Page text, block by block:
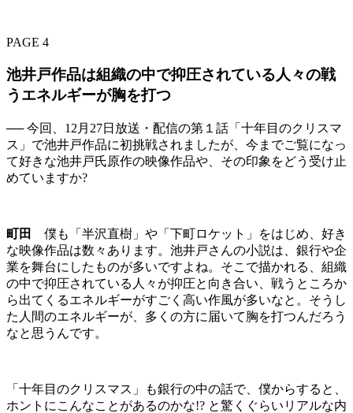
PAGE 4
池井戸作品は組織の中で抑圧されている人々の戦
うエネルギーが胸を打つ
── 今回、12月27日放送・配信の第１話「十年目のクリスマ
ス」で池井戸作品に初挑戦されましたが、今までご覧になっ
て好きな池井戸氏原作の映像作品や、その印象をどう受け止
めていますか?
町田
僕も「半沢直樹」や「下町ロケット」をはじめ、好き
な映像作品は数々あります。池井戸さんの小説は、銀行や企
業を舞台にしたものが多いですよね。そこで描かれる、組織
の中で抑圧されている人々が抑圧と向き合い、戦うところか
ら出てくるエネルギーがすごく高い作風が多いなと。そうし
た人間のエネルギーが、多くの方に届いて胸を打つんだろう
なと思うんです。
「十年目のクリスマス」も銀行の中の話で、僕からすると、
ホントにこんなことがあるのかな!? と驚くぐらいリアルな内